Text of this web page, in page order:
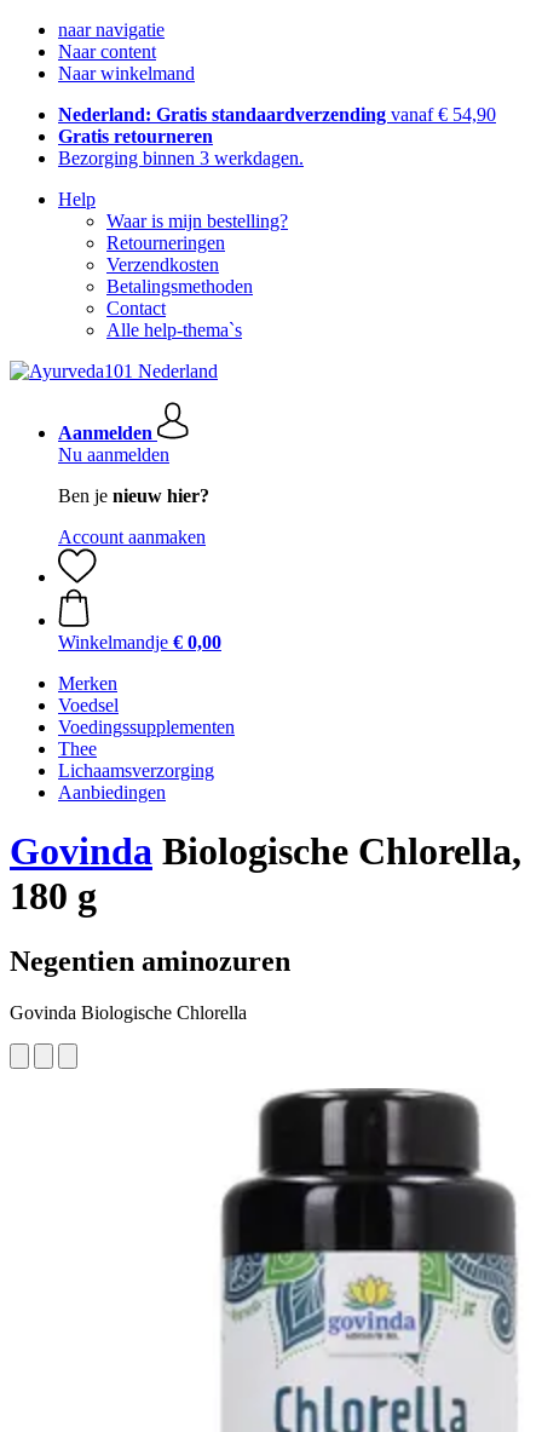
naar navigatie
Naar content
Naar winkelmand
Nederland: Gratis standaardverzending vanaf € 54,90
Gratis retourneren
Bezorging binnen 3 werkdagen.
Help
Waar is mijn bestelling?
Retourneringen
Verzendkosten
Betalingsmethoden
Contact
Alle help-thema`s
Aanmelden
Nu aanmelden
Ben je nieuw hier?
Account aanmaken
Winkelmandje € 0,00
Merken
Voedsel
Voedingssupplementen
Thee
Lichaamsverzorging
Aanbiedingen
Govinda Biologische Chlorella,
180 g
Negentien aminozuren
Govinda Biologische Chlorella